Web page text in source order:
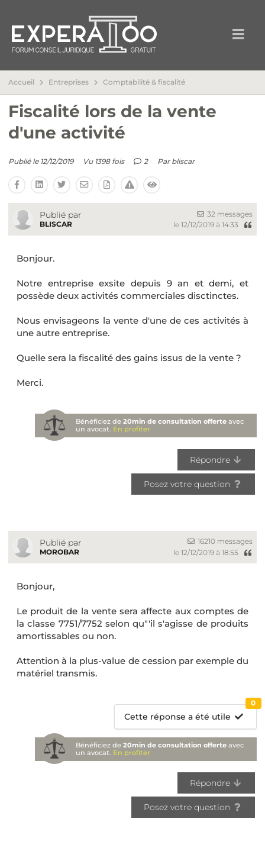
Accueil Entreprises Comptabilité & fiscalité
Fiscalité lors de la vente
d'une activité
Publié le 12/12/2019 Vu 1398 fois 2 Par bliscar
Publié par
BLISCAR
32 messages
le 12/12/2019 à 14:33
Bonjour.
Notre entreprise exsite depuis 9 an et demi, et
possède deux activités commerciales disctinctes.
Nous envisageons la vente d'une de ces activités à
une autre entreprise.
Quelle sera la fiscalité des gains issus de la vente ?
Merci.
Bénéficiez de20min de consultation offerte avec
un avocat. En profiter
Répondre
Posez votre question
Publié par
MOROBAR
16210 messages
le 12/12/2019 à 18:55
Bonjour,
Le produit de la vente sera affecte aux comptes de
la classe 7751/7752 selon qu"'il s'agisse de produits
amortissables ou non.
Attention à la plus-value de cession par exemple du
matériel transmis.
Cette réponse a été utile
0
Bénéficiez de20min de consultation offerte avec
un avocat. En profiter
Répondre
Posez votre question